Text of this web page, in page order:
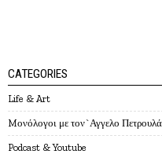
CATEGORIES
Life & Art
Mονόλογοι με τον`Αγγελο
Podcast & Youtube